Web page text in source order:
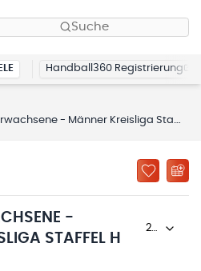
Suche
Handball360 Registrierung
- Männer Kreisliga Staffel H
-
STAFFEL H
2025/26